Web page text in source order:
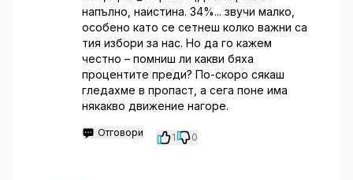
напълно, наистина. 34%... звучи малко,
особено като се сетнеш колко важни са
тия избори за нас. Но да го кажем
честно – помниш ли какви бяха
процентите преди? По-скоро сякаш
гледахме в пропаст, а сега поне има
някакво движение нагоре.
Отговори 1 0